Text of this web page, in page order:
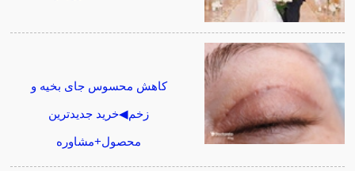
کاهش محسوس جای بخیه و
زخم◀خرید جدیدترین
محصول+مشاوره